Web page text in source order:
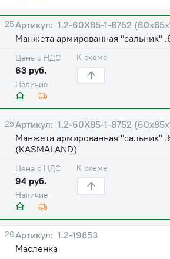
25
1.2-60Х85-1-8752
Манжета армированная "сальник"
Наличие
Цена с НДС
63 руб.
К схеме
25
1.2-60Х85-1-8752
Манжета армированная "сальник"
(KASMALAND)
Наличие
Цена с НДС
94 руб.
К схеме
26
1.2-19853
Масленка